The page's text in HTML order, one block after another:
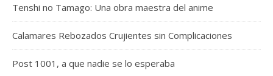
Tenshi no Tamago: Una obra maestra del anime
Calamares Rebozados Crujientes sin Complicaciones
Post 1001, a que nadie se lo esperaba